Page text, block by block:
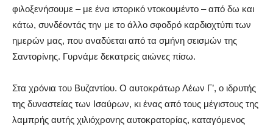
φιλοξενήσουμε – με ένα ιστορικό ντοκουμέντο – από δω και
κάτω, συνδέοντάς την με το άλλο σφοδρό καρδιοχτύπι των
ημερών μας, που αναδύεται από τα σμήνη σεισμών της
Σαντορίνης. Γυρνάμε δεκατρείς αιώνες πίσω.
Στα χρόνια του Βυζαντίου. Ο αυτοκράτωρ Λέων Γ’, ο ιδρυτής
της δυναστείας των Ισαύρων, κι ένας από τους μέγιστους της
λαμπρής αυτής χιλιόχρονης αυτοκρατορίας, καταγόμενος